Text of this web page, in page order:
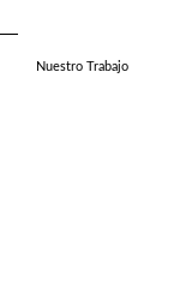
Nuestro Trabajo